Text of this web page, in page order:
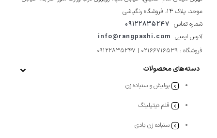
موحد، پلاک ۱۴، فروشگاه رنگپاشی
شماره تماس 09122835247
آدرس ایمیل info@rangpashi.com
فروشگاه : 02166716539 | 09122835247
دسته‌های محصولات
پولیش و سنباده زن
قلم دیتیلینگ
سنباده زن بادی